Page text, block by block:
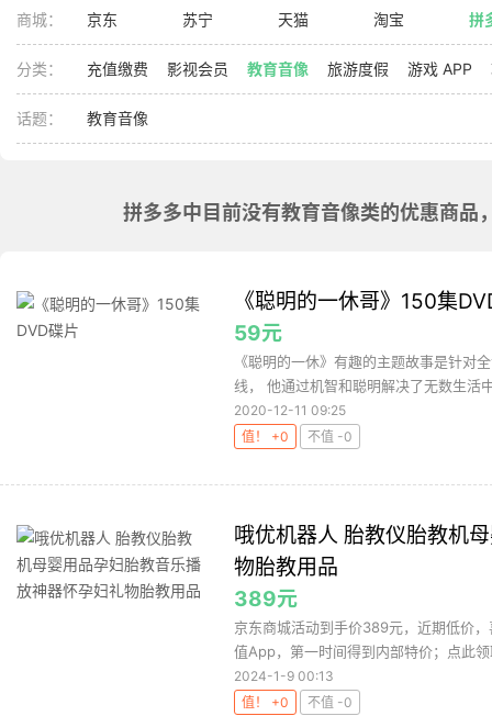
商城： 京东 苏宁 天猫 淘宝 拼
分类： 充值缴费 影视会员 教育音像 旅游度假 游戏 APP
话题： 教育音像
拼多多中目前没有教育音像类的优惠商品
《聪明的一休哥》150集
59元
《聪明的一休》有趣的主题故事是针对
线， 他通过机智和聪明解决了无数生活
2020-12-11 09:25
值！ +0
不值 -0
哦优机器人 胎教仪胎教机
物胎教用品
389元
京东商城活动到手价389元，近期低价
值App，第一时间得到内部特价；点此
2024-1-9 00:13
值！ +0
不值 -0